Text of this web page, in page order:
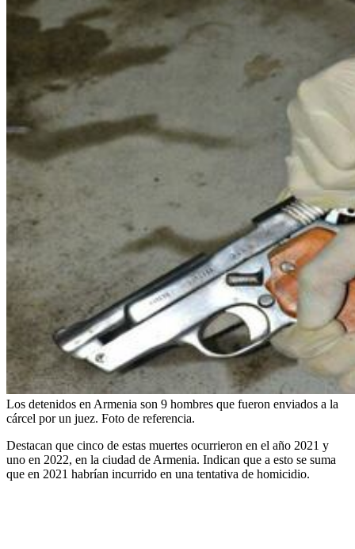
Los detenidos en Armenia son 9 hombres que fueron enviados a la
cárcel por un juez. Foto de referencia.
Destacan que cinco de estas muertes ocurrieron en el año 2021 y
uno en 2022, en la ciudad de Armenia. Indican que a esto se suma
que en 2021 habrían incurrido en una tentativa de homicidio.